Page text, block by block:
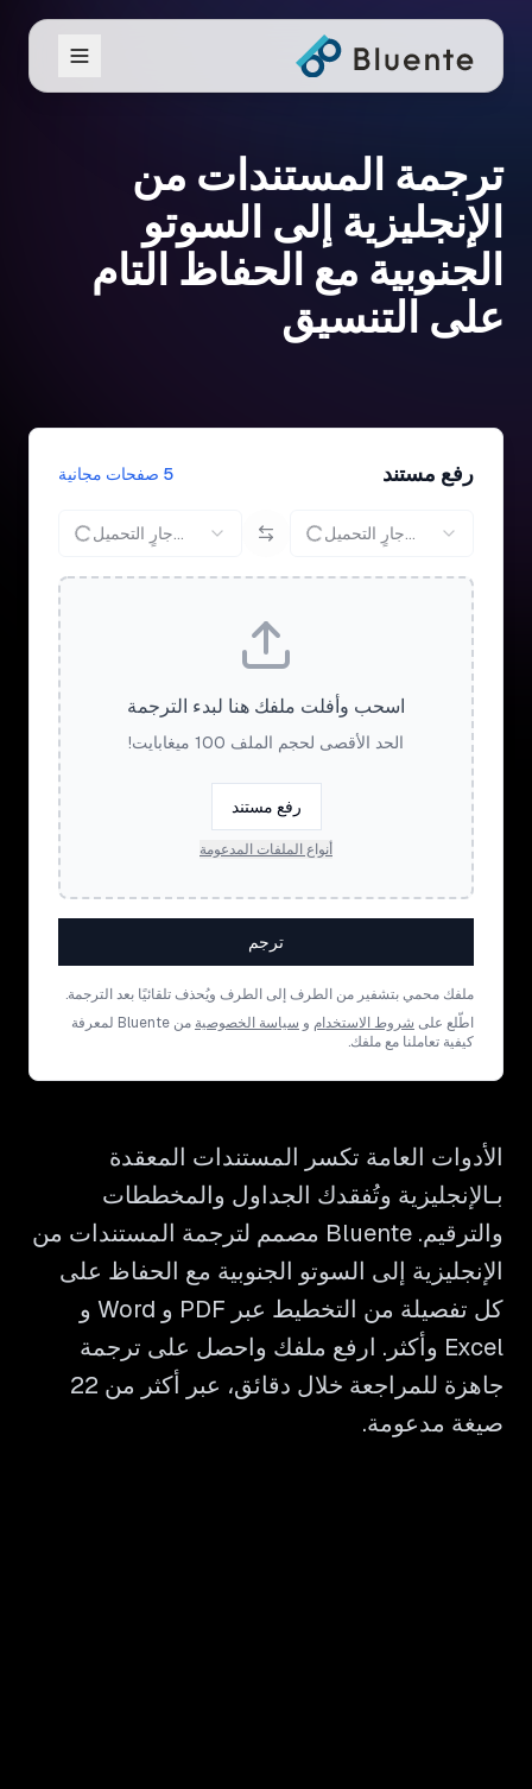
ترجمة المستندات من
الإنجليزية إلى السوتو
الجنوبية مع الحفاظ التام
على التنسيق
رفع مستند 5 صفحات مجانية
جارٍ التحميل... جارٍ التحميل...
اسحب وأفلت ملفك هنا لبدء الترجمة
الحد الأقصى لحجم الملف 100 ميغابايت!
رفع مستند
أنواع الملفات المدعومة
ترجم
ملفك محمي بتشفير من الطرف إلى الطرف ويُحذف تلقائيًا بعد الترجمة.
اطّلع على شروط الاستخدام و سياسة الخصوصية
من Bluente لمعرفة
كيفية تعاملنا مع ملفك.
الأدوات العامة تكسر المستندات المعقدة
بـالإنجليزية وتُفقدك الجداول والمخططات
والترقيم. Bluente مصمم لترجمة المستندات من
الإنجليزية إلى السوتو الجنوبية مع الحفاظ على
كل تفصيلة من التخطيط عبر PDF و Word و
Excel وأكثر. ارفع ملفك واحصل على ترجمة
جاهزة للمراجعة خلال دقائق، عبر أكثر من 22
صيغة مدعومة.